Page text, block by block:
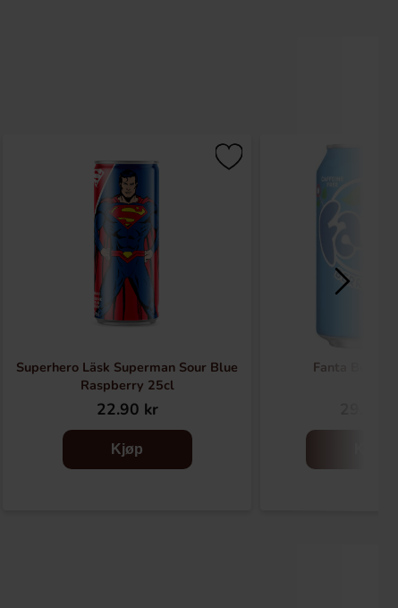
Superhero Läsk Superman Sour Blue
Raspberry 25cl
22.90 kr
Kjøp
Fanta Berry